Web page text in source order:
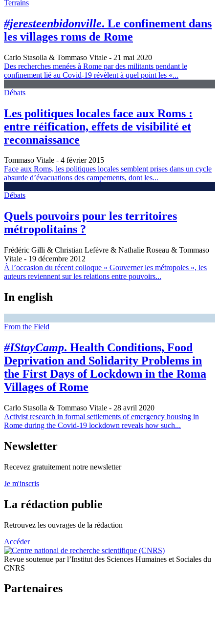
Terrains
#jeresteenbidonville. Le confinement dans
les villages roms de Rome
Carlo Stasolla & Tommaso Vitale - 21 mai 2020
Des recherches menées à Rome par des militants pendant le
confinement lié au Covid-19 révèlent à quel point les «...
Débats
Les politiques locales face aux Roms :
entre réification, effets de visibilité et
reconnaissance
Tommaso Vitale - 4 février 2015
Face aux Roms, les politiques locales semblent prises dans un cycle
absurde d’évacuations des campements, dont les...
Débats
Quels pouvoirs pour les territoires
métropolitains ?
Frédéric Gilli & Christian Lefèvre & Nathalie Roseau & Tommaso
Vitale - 19 décembre 2012
À l’occasion du récent colloque « Gouverner les métropoles », les
auteurs reviennent sur les relations entre pouvoirs...
In english
From the Field
#IStayCamp. Health Conditions, Food
Deprivation and Solidarity Problems in
the First Days of Lockdown in the Roma
Villages of Rome
Carlo Stasolla & Tommaso Vitale - 28 avril 2020
Activist research in formal settlements of emergency housing in
Rome during the Covid‑19 lockdown reveals how such...
Newsletter
Recevez gratuitement notre newsletter
Je m'inscris
La rédaction publie
Retrouvez les ouvrages de la rédaction
Accéder
Revue soutenue par l’Institut des Sciences Humaines et Sociales du
CNRS
Partenaires